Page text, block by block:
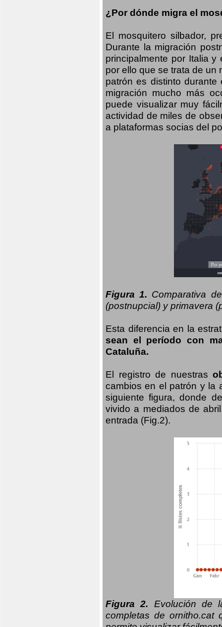
¿Por dónde migra el
El mosquitero silbador,
Durante la migración
principalmente por Italia
por ello que se trata de un
patrón es distinto
migración mucho más
puede visualizar muy
actividad de miles de
a plataformas socias del
Figura 1. Comparativa
(postnupcial) y primavera
Esta diferencia en la
sean el período con
Cataluña.
El registro de nuestras
cambios en el patrón y la
siguiente figura, donde
vivido a mediados de
entrada (Fig.2).
Figura 2. Evolución de
completas de